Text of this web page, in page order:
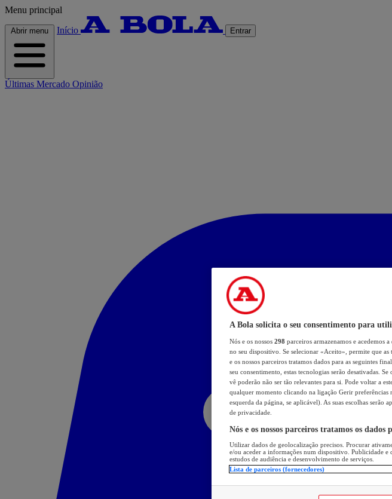
Menu principal
Abrir menu Início Entrar
Últimas Mercado Opinião
A Bola solicita o seu consentimento para
Nós e os nossos 298 parceiros armazenamos e acedemos
no seu dispositivo. Se selecionar «Aceito», permite que
e os nossos parceiros tratamos dados para as seguintes
seu consentimento, estas tecnologias serão desativadas.
vê poderão não ser tão relevantes para si. Pode voltar a
qualquer momento clicando na ligação Gerir
esquerda da página, se aplicável). As suas escolhas serão
de privacidade.
Nós e os nossos parceiros tratamos os dados
Utilizar dados de geolocalização precisos. Procurar
e/ou aceder a informações num dispositivo. Publicidade e
estudos de audiência e desenvolvimento de serviços.
Lista de parceiros (fornecedores)